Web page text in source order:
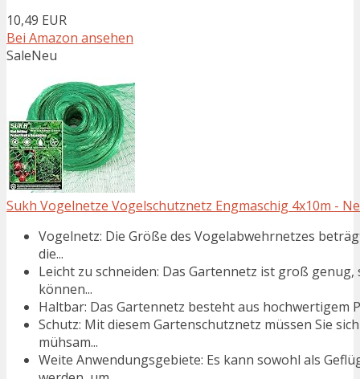
10,49 EUR
Bei Amazon ansehen
SaleNeu
Sukh Vogelnetze Vogelschutznetz Engmaschig 4x10m -
Vogelnetz: Die Größe des Vogelabwehrnetzes
die...
Leicht zu schneiden: Das Gartennetz ist groß
können...
Haltbar: Das Gartennetz besteht aus hochwertigem
Schutz: Mit diesem Gartenschutznetz müssen Sie
mühsam...
Weite Anwendungsgebiete: Es kann sowohl als